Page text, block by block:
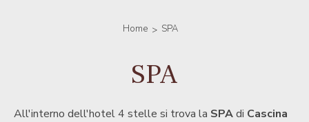
Home SPA
SPA
All'interno dell'hotel 4 stelle si trova la SPAdi Cascina